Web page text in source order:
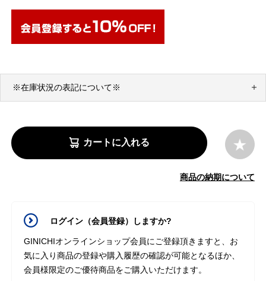
※在庫状況の表記について※
カートに入れる
商品の納期について
ログイン（会員登録）しますか?
GINICHIオンラインショップ会員にご登録頂きますと、お
気に入り商品の登録や購入履歴の確認が可能となるほか、
会員様限定のご優待商品をご購入いただけます。